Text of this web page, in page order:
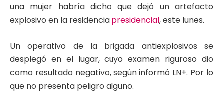
una mujer habría dicho que dejó un artefacto
explosivo en la residencia presidencial, este lunes.
Un operativo de la brigada antiexplosivos se
desplegó en el lugar, cuyo examen riguroso dio
como resultado negativo, según informó LN+. Por lo
que no presenta peligro alguno.